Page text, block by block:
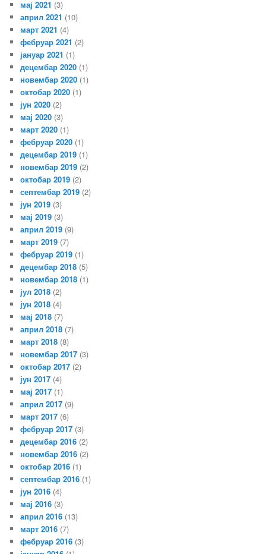
мај 2021 (3)
април 2021 (10)
март 2021 (4)
фебруар 2021 (2)
јануар 2021 (1)
децембар 2020 (1)
новембар 2020 (1)
октобар 2020 (1)
јун 2020 (2)
мај 2020 (3)
март 2020 (1)
фебруар 2020 (1)
децембар 2019 (1)
новембар 2019 (2)
октобар 2019 (2)
септембар 2019 (2)
јун 2019 (3)
мај 2019 (3)
април 2019 (9)
март 2019 (7)
фебруар 2019 (1)
децембар 2018 (5)
новембар 2018 (1)
јул 2018 (2)
јун 2018 (4)
мај 2018 (7)
април 2018 (7)
март 2018 (8)
новембар 2017 (3)
октобар 2017 (2)
јун 2017 (4)
мај 2017 (1)
април 2017 (9)
март 2017 (6)
фебруар 2017 (3)
децембар 2016 (2)
новембар 2016 (2)
октобар 2016 (1)
септембар 2016 (1)
јун 2016 (4)
мај 2016 (3)
април 2016 (13)
март 2016 (7)
фебруар 2016 (3)